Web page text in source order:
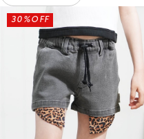
30%OFF